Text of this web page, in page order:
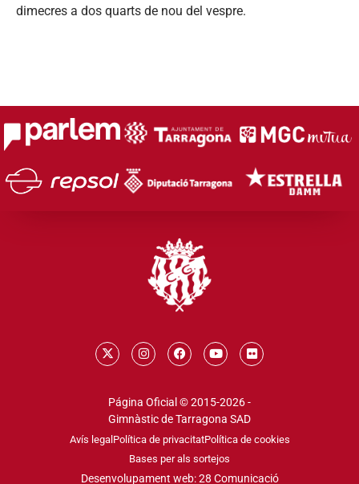
dimecres a dos quarts de nou del vespre.
Página Oficial © 2015-2026 -
Gimnàstic de Tarragona SAD
Avís legal Política de privacitatPolítica de cookies
Bases per als sortejos
Desenvolupament web: 28 Comunicació